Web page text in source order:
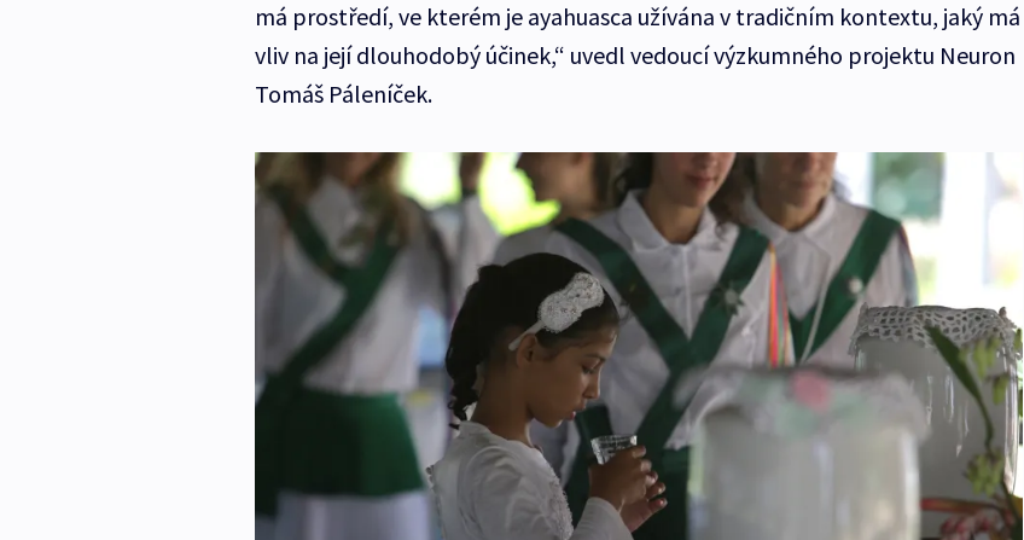
má prostředí, ve kterém je ayahuasca užívána v tradičním kontextu, jaký má
vliv na její dlouhodobý účinek,“ uvedl vedoucí výzkumného projektu Neuron
Tomáš Páleníček.